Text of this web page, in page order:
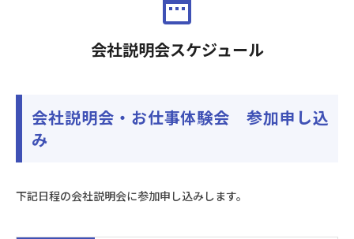
会社説明会スケジュール
会社説明会・お仕事体験会 参加申し込
み
下記日程の会社説明会に参加申し込みします。